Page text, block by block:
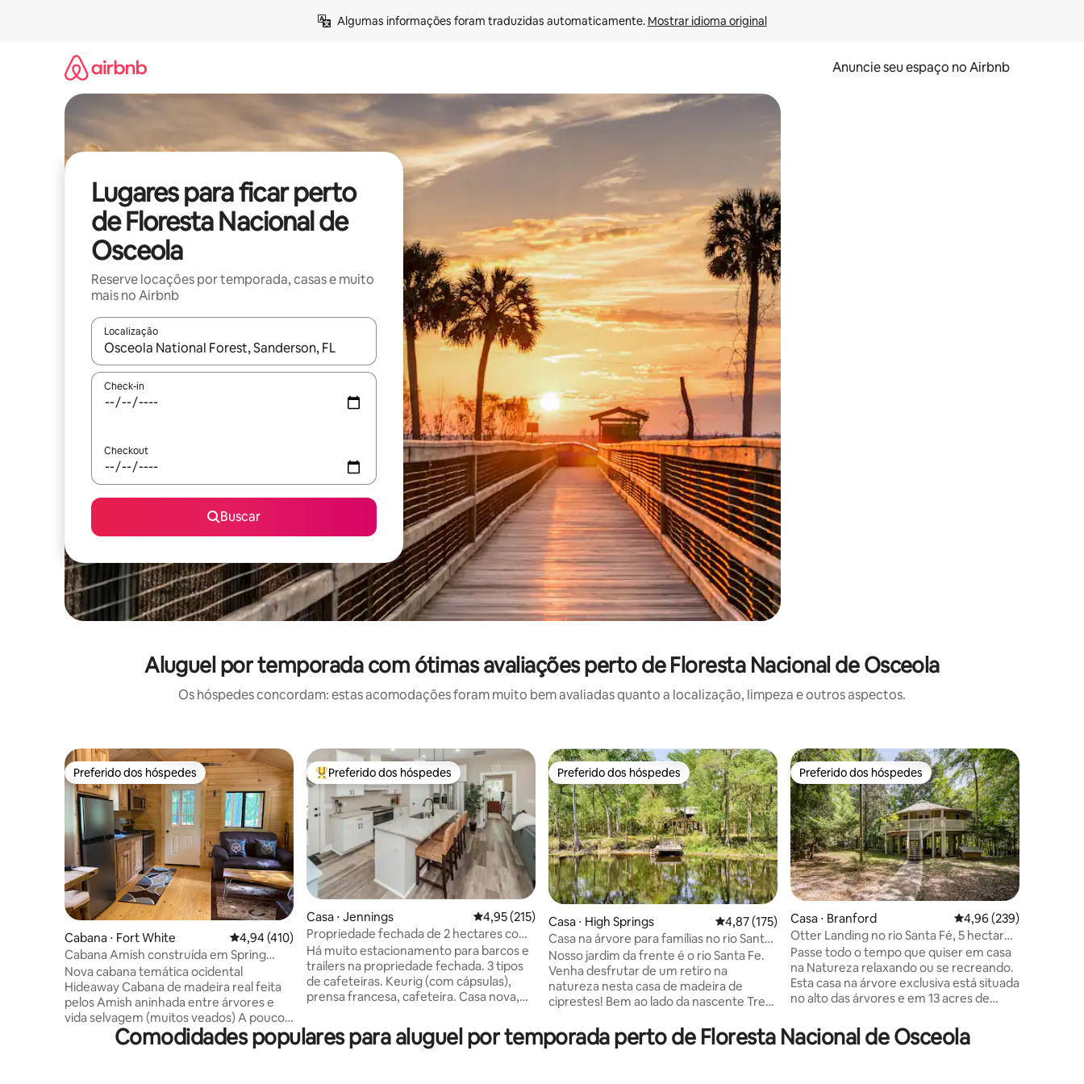
Algumas informações foram traduzidas automaticamente. Mostrar idioma original
Anuncie seu espaço no Airbnb
Lugares para ficar perto
de Floresta Nacional de
Osceola
Reserve locações por temporada, casas e muito
mais no Airbnb
Localização
Quando os resultados estiverem disponíveis, explore-os usando as seta para cima e para baixo do teclado ou tocando e deslizando o dedo na tela.
Check-in
Checkout
Buscar
Aluguel por temporada com ótimas avaliações perto de Floresta Nacional de Osceola
Os hóspedes concordam: estas acomodações foram muito bem avaliadas quanto a localização, limpeza e outros aspectos.
Preferido dos hóspedes
Preferido dos hóspedes
Cabana ⋅ Fort White 4,94 de uma avaliação média de 5, 410 avaliações
4,94 (410)
Cabana Amish construída em Spring
Country Wi-Fi - TV
Nova cabana temática ocidental
Hideaway Cabana de madeira real feita
pelos Amish aninhada entre árvores e
vida selvagem (muitos veados) A poucos
minutos de Ginnie, Ichetucknee, Poe e
Blue Springs Caiaques e canoas adoram
Entre os melhores preferidos dos hóspedes
Preferido dos hóspedes
Casa ⋅ Jennings 4,95 de uma avaliação média de 5, 215 avaliações
4,95 (215)
Propriedade fechada de 2 hectares com
academia, 5 TVs, cama king size
Há muito estacionamento para barcos e
trailers na propriedade fechada. 3 tipos
de cafeteiras. Keurig (com cápsulas),
prensa francesa, cafeteira. Casa nova,
7 min da I75 Relaxe e relaxe neste espaço
calmo e elegante. Vida pacífica no campo
Preferido dos hóspedes
Preferido dos hóspedes
Casa ⋅ High Springs 4,87 de uma avaliação média de 5, 175 avaliações
4,87 (175)
Casa na árvore para famílias no rio Santa
Fé
Nosso jardim da frente é o rio Santa Fe.
Venha desfrutar de um retiro na
natureza nesta casa de madeira de
ciprestes! Bem ao lado da nascente Tree
estaduais, mas a menos de cinco
minutos do centro da cidade. Quer você
Preferido dos hóspedes
Preferido dos hóspedes
Casa ⋅ Branford 4,96 de uma avaliação
4,96 (239)
Otter Landing no rio Santa Fé, 5 hectares
privados
Passe todo o tempo que quiser em casa
na Natureza relaxando ou se recreando.
Esta casa na árvore exclusiva está situada
no alto das árvores e em 13 acres de
Fé. O Santa Fé tem muita vida selvagem,
e estamos perto do famoso rio cristalino
Comodidades populares para aluguel por temporada perto de Floresta Nacional de Osceola